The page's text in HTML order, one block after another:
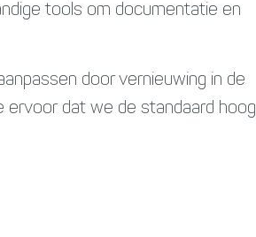
tools om documentatie en
door vernieuwing in de
ervoor dat we de standaard hoog